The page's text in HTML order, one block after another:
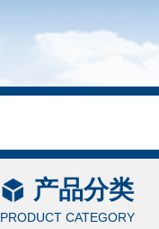
产品分类
PRODUCT CATEGORY